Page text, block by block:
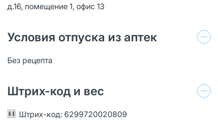
д.16, помещение 1, офис 13
Условия отпуска из аптек
Без рецепта
Штрих-код и вес
Штрих-код: 6299720020809